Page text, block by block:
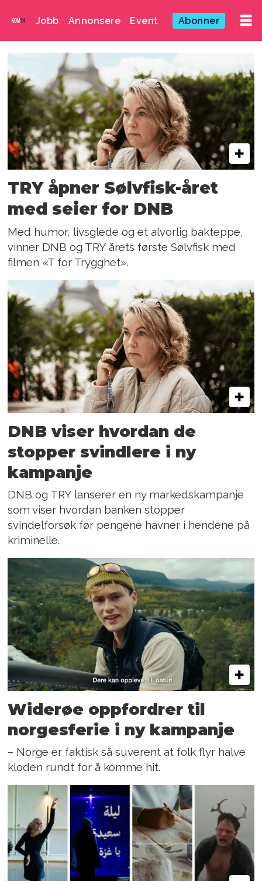
Jobb Annonsere Event Abonner
Emne:
bacon
TRY åpner Sølvfisk-året
med seier for DNB
Med humor, livsglede og et alvorlig bakteppe,
vinner DNB og TRY årets første Sølvfisk med
filmen «T for Trygghet».
DNB viser hvordan de
stopper svindlere i ny
kampanje
DNB og TRY lanserer en ny markedskampanje
som viser hvordan banken stopper
svindelforsøk før pengene havner i hendene på
kriminelle.
Widerøe oppfordrer til
norgesferie i ny kampanje
– Norge er faktisk så suverent at folk flyr halve
kloden rundt for å komme hit.